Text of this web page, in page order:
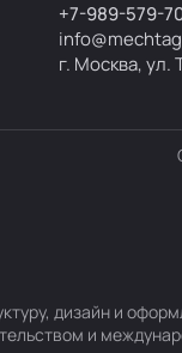
+7-989-579-
г. Москва, ул.
дизайн и
и